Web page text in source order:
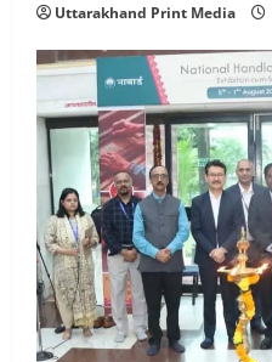
Uttarakhand Print Media